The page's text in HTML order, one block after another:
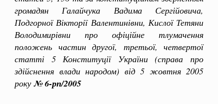
громадян Галайчука Вадима Сергійовича,
Подгорної Вікторії Валентинівни, Кислої Тетяни
Володимирівни про офіційне тлумачення
положень частин другої, третьої, четвертої
статті 5 Конституції України (справа про
здійснення влади народом) від 5 жовтня 2005
року № 6-рп/2005